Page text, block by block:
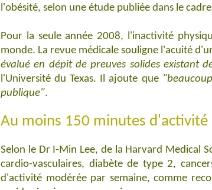
l'obésité, selon une étude publiée dans le
Pour la seule année 2008, l'inactivité
monde. La revue médicale souligne l'acuité
évalué en dépit de preuves solides existant
l'Université du Texas. Il ajoute que
publique".
Au moins 150 minutes d'activité
Selon le Dr I-Min Lee, de la Harvard Medical
cardio-vasculaires, diabète de type 2,
d'activité modérée par semaine, comme